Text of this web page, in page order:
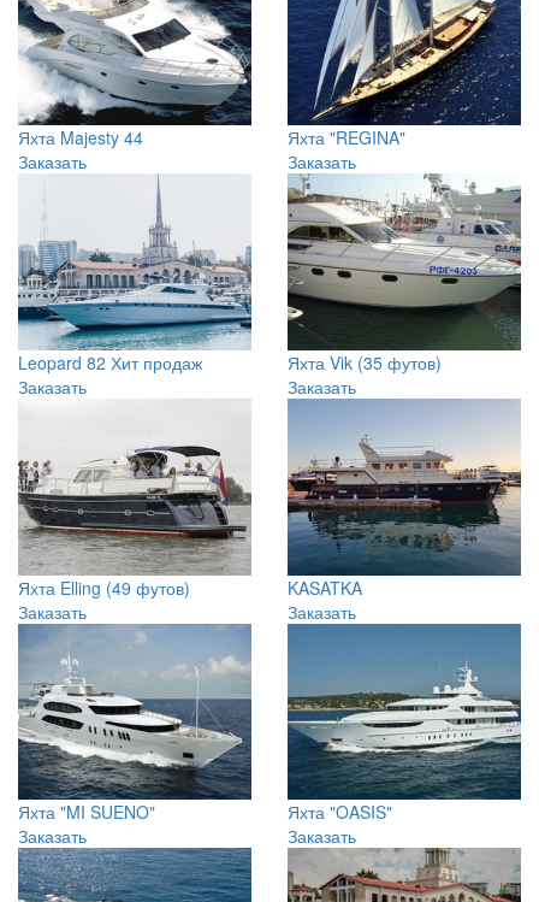
Яхта Majesty 44
Заказать
Яхта "REGINA"
Заказать
Leopard 82
Хит продаж
Яхта Vik (35 футов)
Заказать
Яхта Elling (49 футов)
Заказать
KASATKA
Заказать
Яхта "MI SUENO"
Заказать
Яхта "OASIS"
Заказать